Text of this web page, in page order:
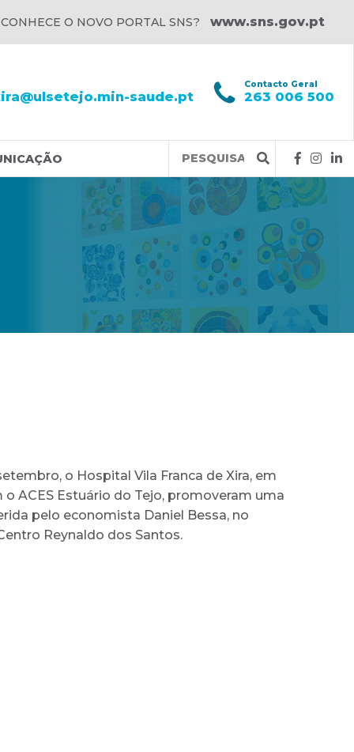
O NOVO PORTAL SNS? www.sns.gov.pt
saude.pt
Contacto Geral
263 006 500
Query
o Hospital Vila Franca de Xira, em
ACES Estuário do Tejo, promoveram uma
pelo economista Daniel Bessa, no
Reynaldo dos Santos.